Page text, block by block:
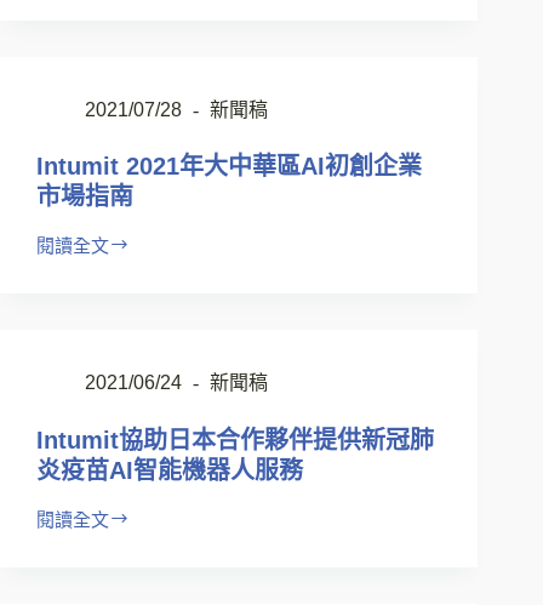
2021/07/28 新聞稿
Intumit 2021年大中華區AI初創企業
市場指南
閱讀全文
2021/06/24 新聞稿
Intumit協助日本合作夥伴提供新冠肺
炎疫苗AI智能機器人服務
閱讀全文